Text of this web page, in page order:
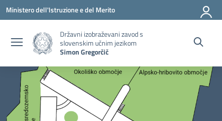
Pojdi na vsebino
Pojdite v meni
Pojdi na nogo
Ministero dell'Istruzione e del Merito
Državni izobraževani zavod s
slovenskim učnim jezikom
Simon Gregorčič